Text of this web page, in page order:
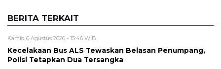
BERITA TERKAIT
Kamis, 6 Agustus 2026 - 15:46 WIB
Kecelakaan Bus ALS Tewaskan Belasan Penumpang,
Polisi Tetapkan Dua Tersangka